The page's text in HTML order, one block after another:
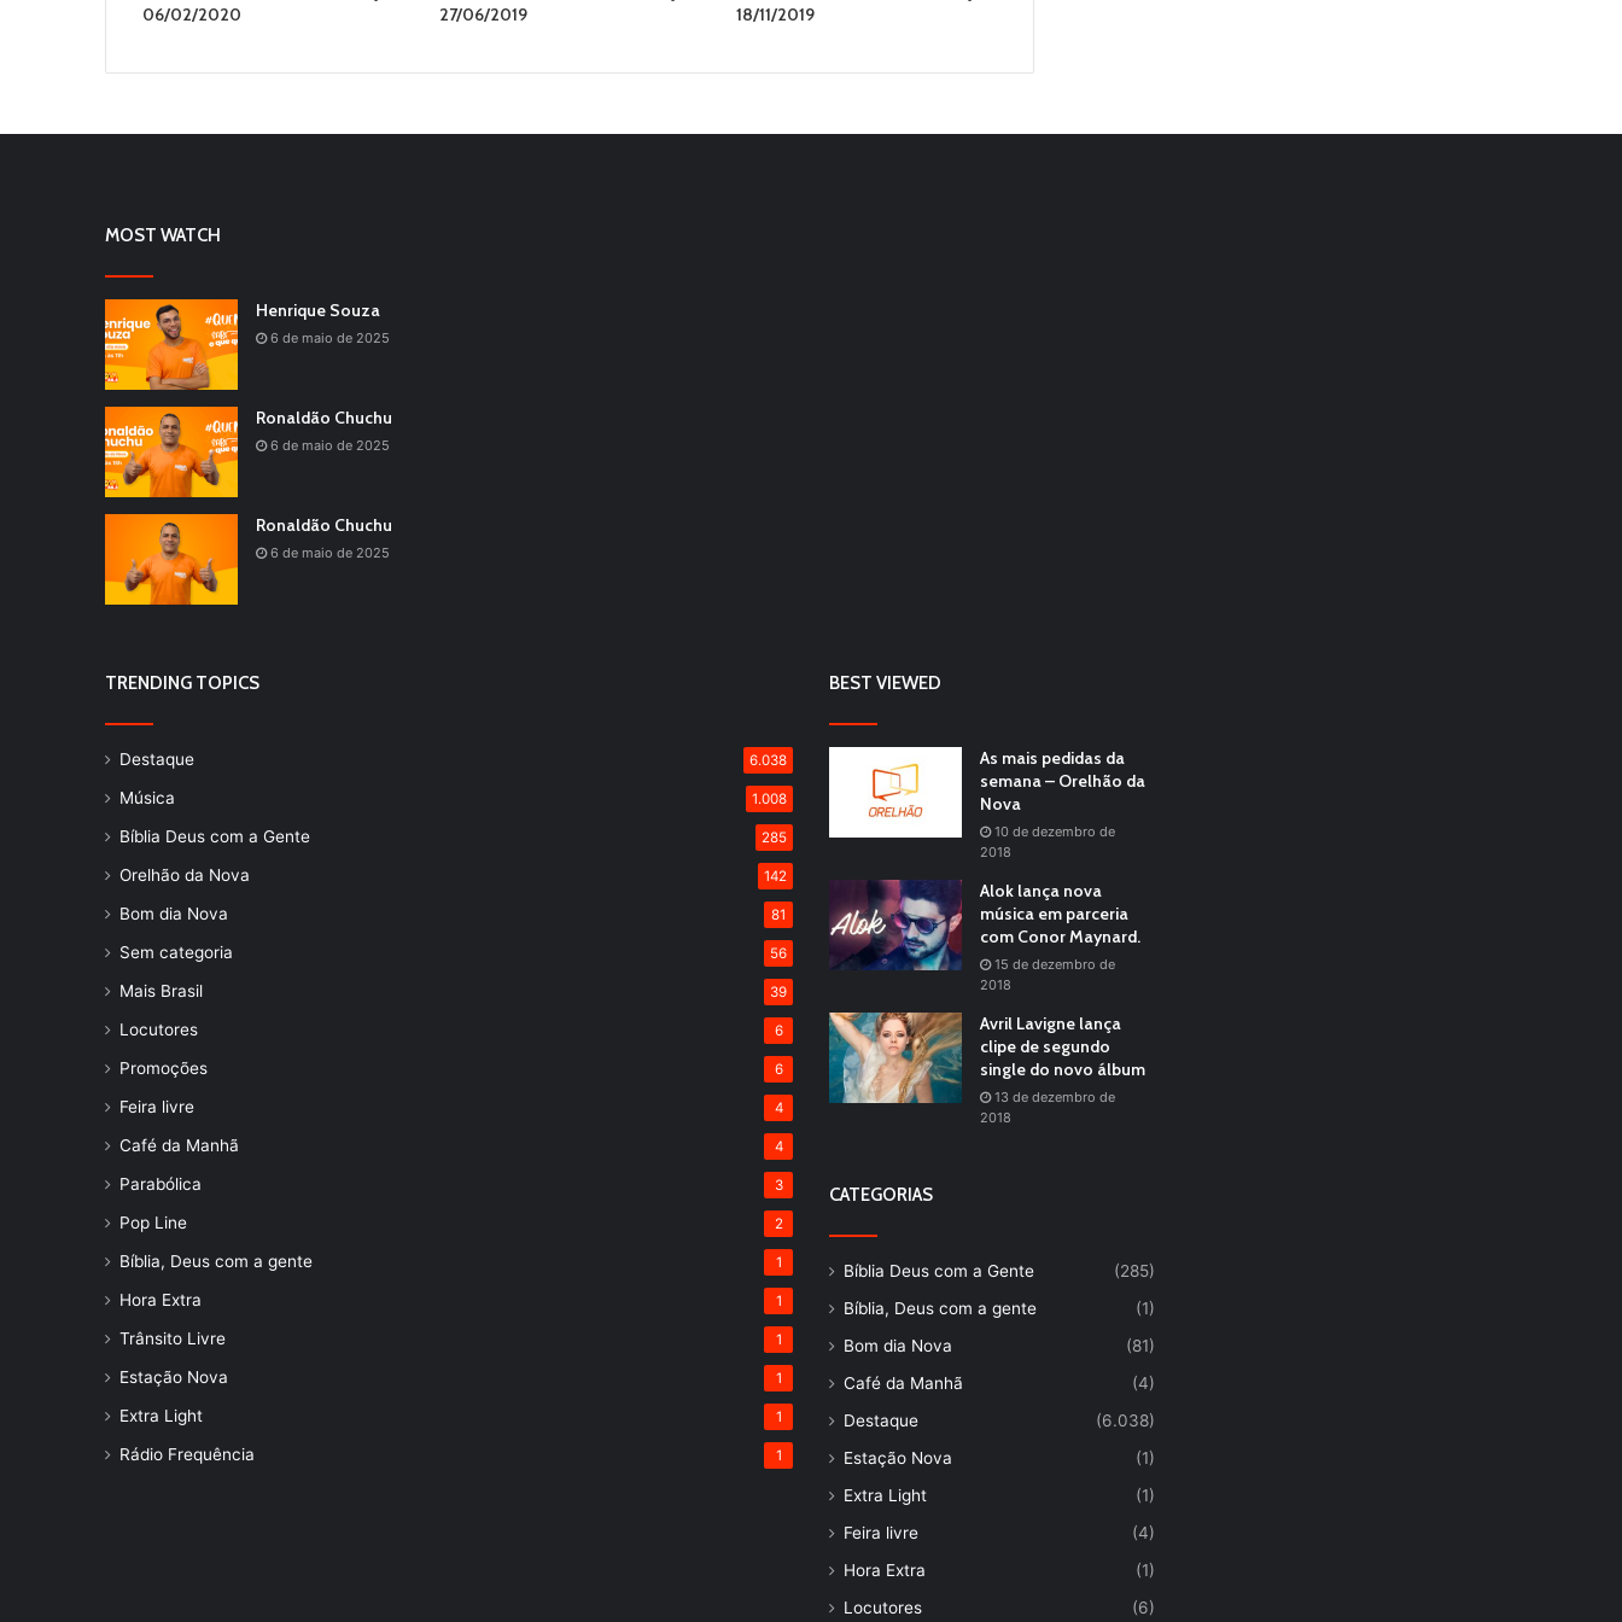
06/02/2020
27/06/2019
18/11/2019
MOST WATCH
Henrique Souza
6 de maio de 2025
Ronaldão Chuchu
6 de maio de 2025
Ronaldão Chuchu
6 de maio de 2025
TRENDING TOPICS
Destaque 6.038
Música 1.008
Bíblia Deus com a Gente 285
Orelhão da Nova 142
Bom dia Nova 81
Sem categoria 56
Mais Brasil 39
Locutores 6
Promoções 6
Feira livre 4
Café da Manhã 4
Parabólica 3
Pop Line 2
Bíblia, Deus com a gente 1
Hora Extra 1
Trânsito Livre 1
Estação Nova 1
Extra Light 1
Rádio Frequência 1
BEST VIEWED
As mais pedidas da
semana – Orelhão da
Nova
10 de dezembro de
2018
Alok lança nova
música em parceria
com Conor Maynard.
15 de dezembro de
2018
Avril Lavigne lança
clipe de segundo
single do novo álbum
13 de dezembro de
2018
CATEGORIAS
Bíblia Deus com a Gente
(285)
Bíblia, Deus com a gente
(1)
Bom dia Nova
(81)
Café da Manhã
(4)
Destaque
(6.038)
Estação Nova
(1)
Extra Light
(1)
Feira livre
(4)
Hora Extra
(1)
Locutores
(6)